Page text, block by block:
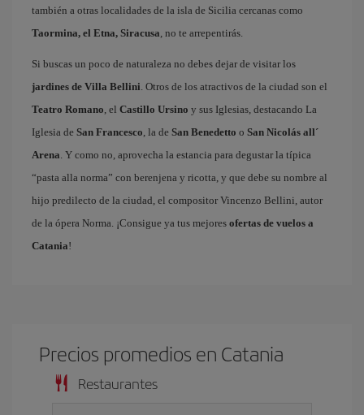
también a otras localidades de la isla de Sicilia cercanas como
Taormina, el Etna, Siracusa, no te arrepentirás.
Si buscas un poco de naturaleza no debes dejar de visitar los
jardines de Villa Bellini. Otros de los atractivos de la ciudad son el
Teatro Romano, el Castillo Ursino y sus Iglesias, destacando La
Iglesia de San Francesco, la de San Benedetto o San Nicolás all´
Arena. Y como no, aprovecha la estancia para degustar la típica
“pasta alla norma” con berenjena y ricotta, y que debe su nombre al
hijo predilecto de la ciudad, el compositor Vincenzo Bellini, autor
de la ópera Norma. ¡Consigue ya tus mejores ofertas de vuelos a
Catania!
Precios promedios en Catania
Restaurantes